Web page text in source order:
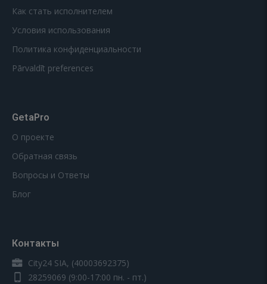
Как стать исполнителем
Условия использования
Политика конфиденциальности
Pārvaldīt preferences
GetaPro
О проекте
Обратная связь
Вопросы и Ответы
Блог
Контакты
City24 SIA, (40003692375)
28259069 (9:00-17:00 пн. - пт.)